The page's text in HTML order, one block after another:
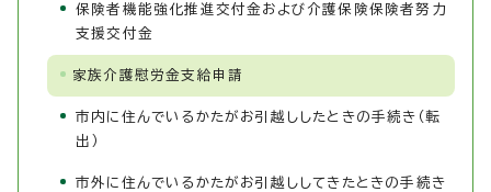
保険者機能強化推進交付金および介護保険保険者努力
支援交付金
家族介護慰労金支給申請
市内に住んでいるかたがお引越ししたときの手続き（転
出）
市外に住んでいるかたがお引越ししてきたときの手続き